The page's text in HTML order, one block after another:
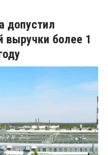
допустил
выручки более 1